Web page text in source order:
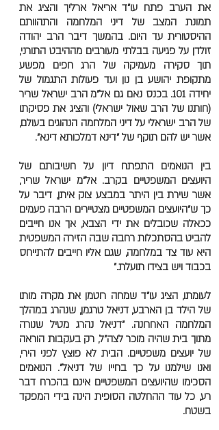
את הערב פתח עו"ד אריאל ארליך והציג את
תמונת המצב של דיני המלחמה והתהוותם
ההיסטורית עד היום. בהמשך דיבר הרב יהודה
זולדן על פגיעה בבלתי מעורבים מההיבט התורני,
תוך סקירה מעמיקה של הרג חפים מפשע
מתקופת יהושע בן נון ועד פעולות התגמול של
יחידה 101. בכנס נאם גם אל"מ הרב ישראל שריר
(חותנו של הרב שאול ישראלי) והציג את פסיקתו
של הרב ישראלי על דיני המלחמה הנהוגים בעולם,
אשר יש להם תוקף של "דינא דמלכותא דינא".
בין הנואמים התפתח דיון על חשיבותם של
היועצים המשפטיים בקרב. אל"מ ישראל שריר,
אשר שירת בין היתר במבצע צוק איתן, דיבר על
כך ש"היועצים המשפטיים מצטיירים הרבה פעמים
ככאלה שכובלים את ידי הצבא, אך אנו חייבים
להביט בהסתכלות רחבה שבה הזירה המשפטית
היא עוד צד במלחמה, שגם אליו חייבים להתייחס
בכבוד ויש בצידו תועלת."
לעומתו, הציג עו"ד שמחה רוטמן את מקרה מותו
של הילד בן הארבע, דניאל טרגמן, שנהרג במהלך
המלחמה האחרונה. "דניאל נהרג מטיל שנורה
מתוך בית שהיה מוכר לצה"ל, רק בעקבות הוראה
של יועצים משפטיים. הבית לא פוצץ לפני הירי,
ואנו שילמנו על כך בחייו של דניאל". הנואמים
הסכימו שהיועצים המשפטיים אינם בהכרח דבר
רע, כל עוד ההחלטה הסופית הינה בידי המפקד
בשטח.